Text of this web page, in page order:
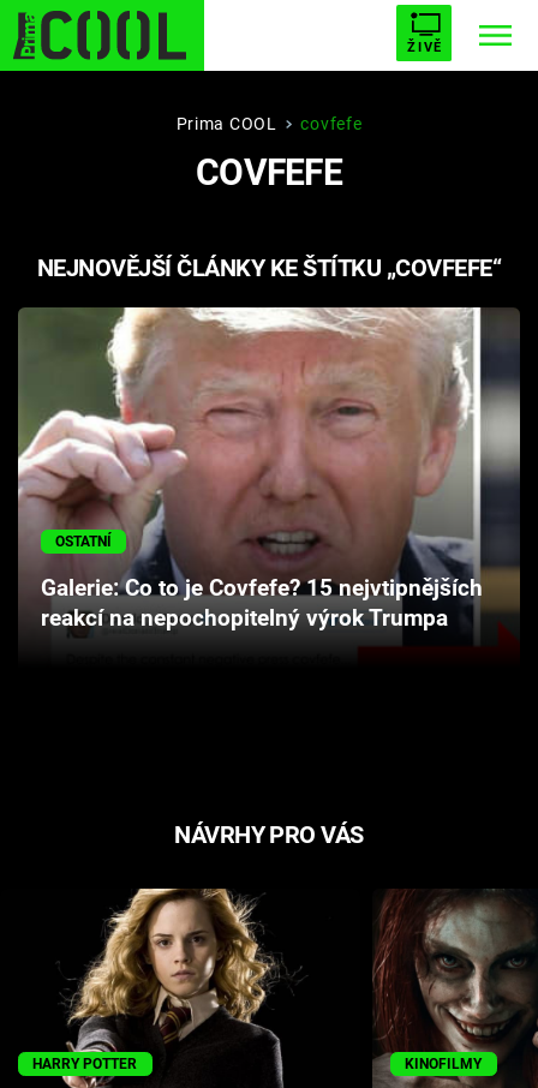
ŽIVĚ
STARHOUSE BUFFY, PŘEMOŽITELKA UPÍRŮ
PLNEJ KOTEL AVENGERS 5
Témata
Seriály
Hry
Cool Esport
Pořady
Prima COOL covfefe
COVFEFE
NEJNOVĚJŠÍ ČLÁNKY KE ŠTÍTKU „COVFEFE“
OSTATNÍ
Galerie: Co to je Covfefe? 15 nejvtipnějších
reakcí na nepochopitelný výrok Trumpa
NÁVRHY PRO VÁS
HARRY POTTER KINOFILMY